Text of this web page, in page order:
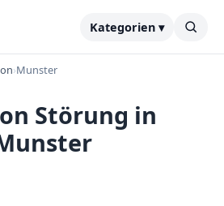
Kategorien ▾
›Munster
Störung in